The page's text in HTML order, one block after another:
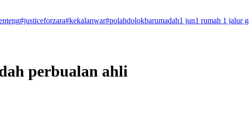
#justiceforzara#kekalanwar#polahdolokbarumadah1 jun1 rumah 1 jalur
perbualan ahli